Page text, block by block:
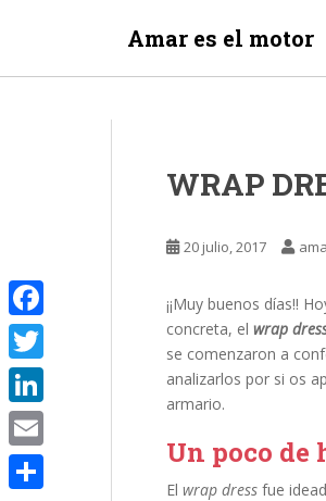
Amar es el motor
WRAP
20 julio, 2017
¡¡Muy buenos días!!
concreta, el wrap
se comenzaron a
analizarlos por si os
armario.
Un poco de
El wrap dress fue
F
a
c
e
b
T
w
i
L
i
n
E